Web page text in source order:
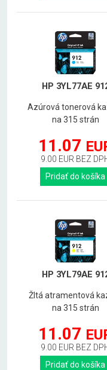
HP 3YL77AE
Azúrová tonerová
na 315 strán
11.07
9.00 EUR BEZ
Pridať do košíka
HP 3YL79AE
Žltá atramentová
na 315 strán
11.07
9.00 EUR BEZ
Pridať do košíka